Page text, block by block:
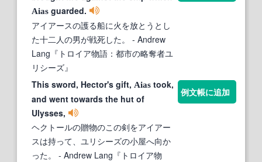
Aias guarded.
アイアースの護る船に火を放とうとし
た十二人の男が戦死した。
- Andrew
Lang『トロイア物語：都市の略奪者ユ
リシーズ』
This sword, Hector's gift, Aias took,
and went towards the hut of
Ulysses,
ヘクトールの贈物のこの剣をアイアー
スは持って、ユリシーズの小屋へ向か
った。
- Andrew Lang『トロイア物
例文帳に追加